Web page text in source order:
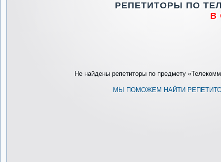
РЕПЕТИТОРЫ ПО
В
Не найдены репетиторы по предмету
МЫ ПОМОЖЕМ НАЙТИ